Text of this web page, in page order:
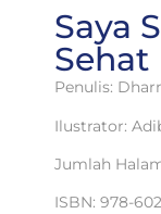
Saya
Sehat
Penulis:
Ilustrator:
Jumlah
ISBN: 978-